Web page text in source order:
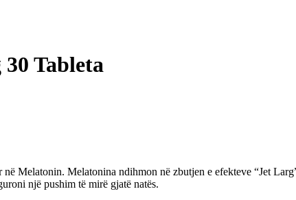
Tableta
Melatonin. Melatonina ndihmon në zbutjen e efekteve “Jet
një pushim të mirë gjatë natës.